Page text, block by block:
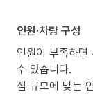
인원·차량 구성
인원이 부족하
수 있습니다.
짐 규모에 맞는